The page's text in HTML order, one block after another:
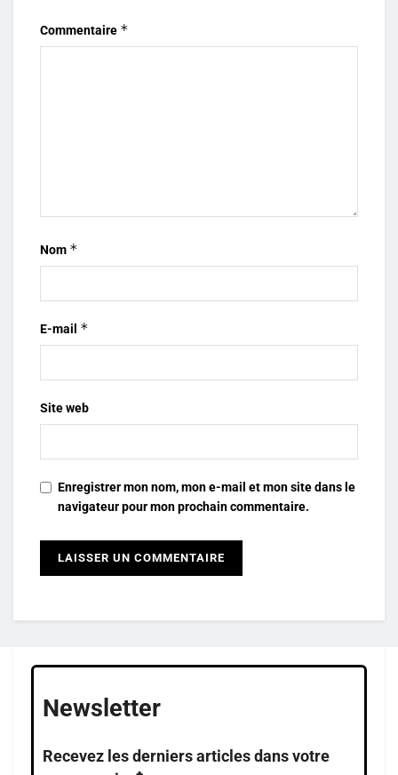
Commentaire *
Nom *
E-mail *
Site web
Enregistrer mon nom, mon e-mail et mon site dans le
navigateur pour mon prochain commentaire.
Newsletter
Recevez les derniers articles dans votre